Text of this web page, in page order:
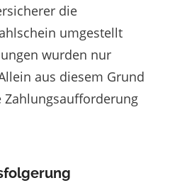
die
umgestellt
wurden nur
aus diesem Grund